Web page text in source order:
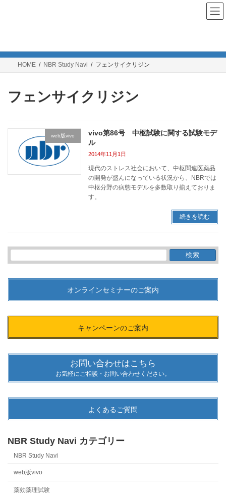
ス
ン
HOME NBR Study Navi フェンサイクリジン
フェンサイクリジン
web版vivo
vivo第86号 中枢試験に関する試験モデ
ル
2014年11月1日
現代のストレス社会において、中枢関連医薬品
の開発が盛んになっている状況から、NBRでは
中枢分野の病態モデルを多数取り揃えておりま
す。
続きを読む
検
索:
オンラインセミナーのご案内
キャンペーンのご案内
お問い合わせはこちら
お気軽にご相談・お問い合わせください。
よくあるご質問
NBR Study Navi カテゴリー
NBR Study Navi
web版vivo
薬効薬理試験